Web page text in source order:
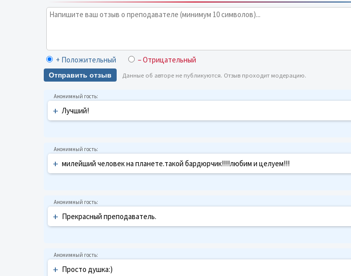
+ Положительный – Отрицательный
Отправить отзыв Данные об авторе не публикуются. Отзыв проходит модерацию.
+ Лучший!
+ милейший человек на планете.такой бардюрчик!!!!любим и целуем!!!
+ Прекрасный преподаватель.
+ Просто душка:)